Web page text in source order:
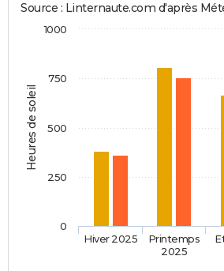
Heures de soleil
Source : Linternaute.com d'après
Hiver 2025
Printemps
2025
0
250
500
750
1000